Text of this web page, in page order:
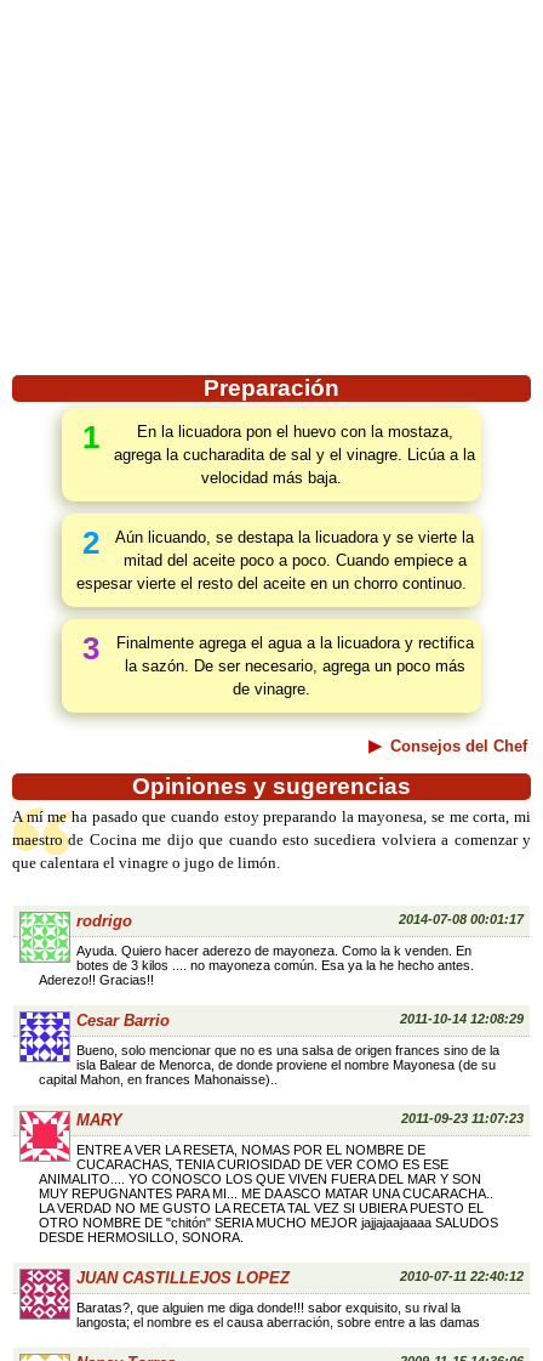
Preparación
1
En la licuadora pon el huevo con la mostaza,
agrega la cucharadita de sal y el vinagre. Licúa a la
velocidad más baja.
2
Aún licuando, se destapa la licuadora y se vierte la
mitad del aceite poco a poco. Cuando empiece a
espesar vierte el resto del aceite en un chorro continuo.
3
Finalmente agrega el agua a la licuadora y rectifica
la sazón. De ser necesario, agrega un poco más
de vinagre.
Consejos del Chef
Opiniones y sugerencias
A mí me ha pasado que cuando estoy preparando la mayonesa, se me corta, mi
maestro de Cocina me dijo que cuando esto sucediera volviera a comenzar y
que calentara el vinagre o jugo de limón.
rodrigo 2014-07-08 00:01:17
Ayuda. Quiero hacer aderezo de mayoneza. Como la k venden. En
botes de 3 kilos .... no mayoneza común. Esa ya la he hecho antes.
Aderezo!! Gracias!!
Cesar Barrio 2011-10-14 12:08:29
Bueno, solo mencionar que no es una salsa de origen frances sino de la
isla Balear de Menorca, de donde proviene el nombre Mayonesa (de su
capital Mahon, en frances Mahonaisse)..
MARY 2011-09-23 11:07:23
ENTRE A VER LA RESETA, NOMAS POR EL NOMBRE DE
CUCARACHAS, TENIA CURIOSIDAD DE VER COMO ES ESE
ANIMALITO.... YO CONOSCO LOS QUE VIVEN FUERA DEL MAR Y SON
MUY REPUGNANTES PARA MI... ME DA ASCO MATAR UNA CUCARACHA..
LA VERDAD NO ME GUSTO LA RECETA TAL VEZ SI UBIERA PUESTO EL
OTRO NOMBRE DE "chitón" SERIA MUCHO MEJOR jajjajaajaaaa SALUDOS
DESDE HERMOSILLO, SONORA.
JUAN CASTILLEJOS LOPEZ 2010-07-11 22:40:12
Baratas?, que alguien me diga donde!!! sabor exquisito, su rival la
langosta; el nombre es el causa aberración, sobre entre a las damas